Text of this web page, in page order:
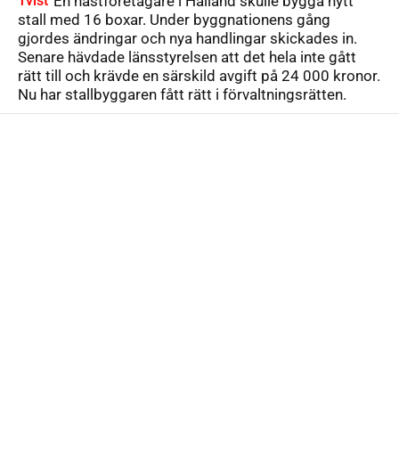
stall med 16 boxar. Under byggnationens gång
gjordes ändringar och nya handlingar skickades in.
Senare hävdade länsstyrelsen att det hela inte gått
rätt till och krävde en särskild avgift på 24 000 kronor.
Nu har stallbyggaren fått rätt i förvaltningsrätten.